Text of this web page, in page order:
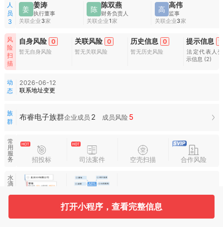
人
员
3
姜 姜涛
执行董事
关联企业 3家
陈 陈双燕
财务负责人
关联企业1家
高 高伟
监事
关联企业3家
风
险
扫
描
自身风险 0
暂无自身风险
关联风险 0
暂无关联风险
历史信息 0
暂无历史风险
提示信息
法定代表人
示信息 (2)
动
态
2026-06-12
联系地址变更
族
群
布睿电子族群企业成员 2 成员风险 5
常
用
服
务
招投标 司法案件 空壳扫描 合作风险
水
滴
谱
打开小程序，查看完整信息